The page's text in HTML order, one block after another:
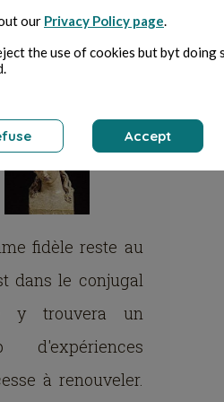
à Troie permet
aujourd'hui d'en
fidèle reste au
dans le conjugal
y trouvera un
d'expériences
à renouveler.
our Privacy Policy page.
the use of cookies but byt doing
Accept